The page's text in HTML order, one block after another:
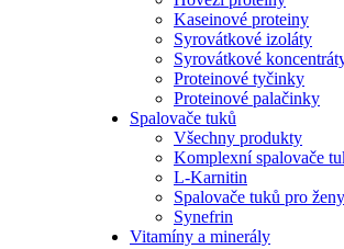
Kaseinové proteiny
Syrovátkové izoláty
Syrovátkové
Proteinové tyčinky
Proteinové palačinky
Spalovače tuků
Všechny produkty
Komplexní spalovače
L-Karnitin
Spalovače tuků pro ženy
Synefrin
Vitamíny a minerály